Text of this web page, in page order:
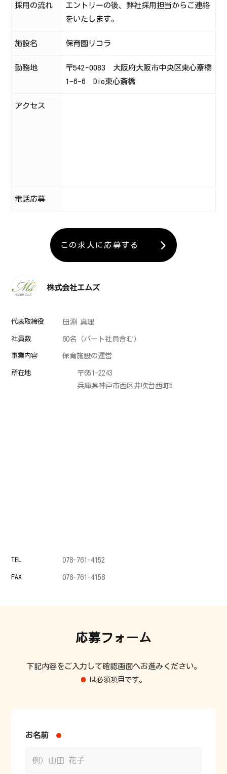
採用の流れ
エントリーの後、弊社採用担当からご連絡
をいたします。
施設名 保育園リコラ
勤務地
〒542-0083 大阪府大阪市中央区東心斎橋
1-6-6 Dio東心斎橋
アクセス
電話応募
この求人に応募する
株式会社エムズ
代表取締役 田淵 真理
社員数 60名（パート社員含む）
事業内容 保育施設の運営
所在地
〒651-2243
兵庫県神戸市西区井吹台西町5
TEL 078-761-4152
FAX 078-761-4158
応募フォーム
下記内容をご入力して確認画面へお進みください。
は必須項目です。
お名前